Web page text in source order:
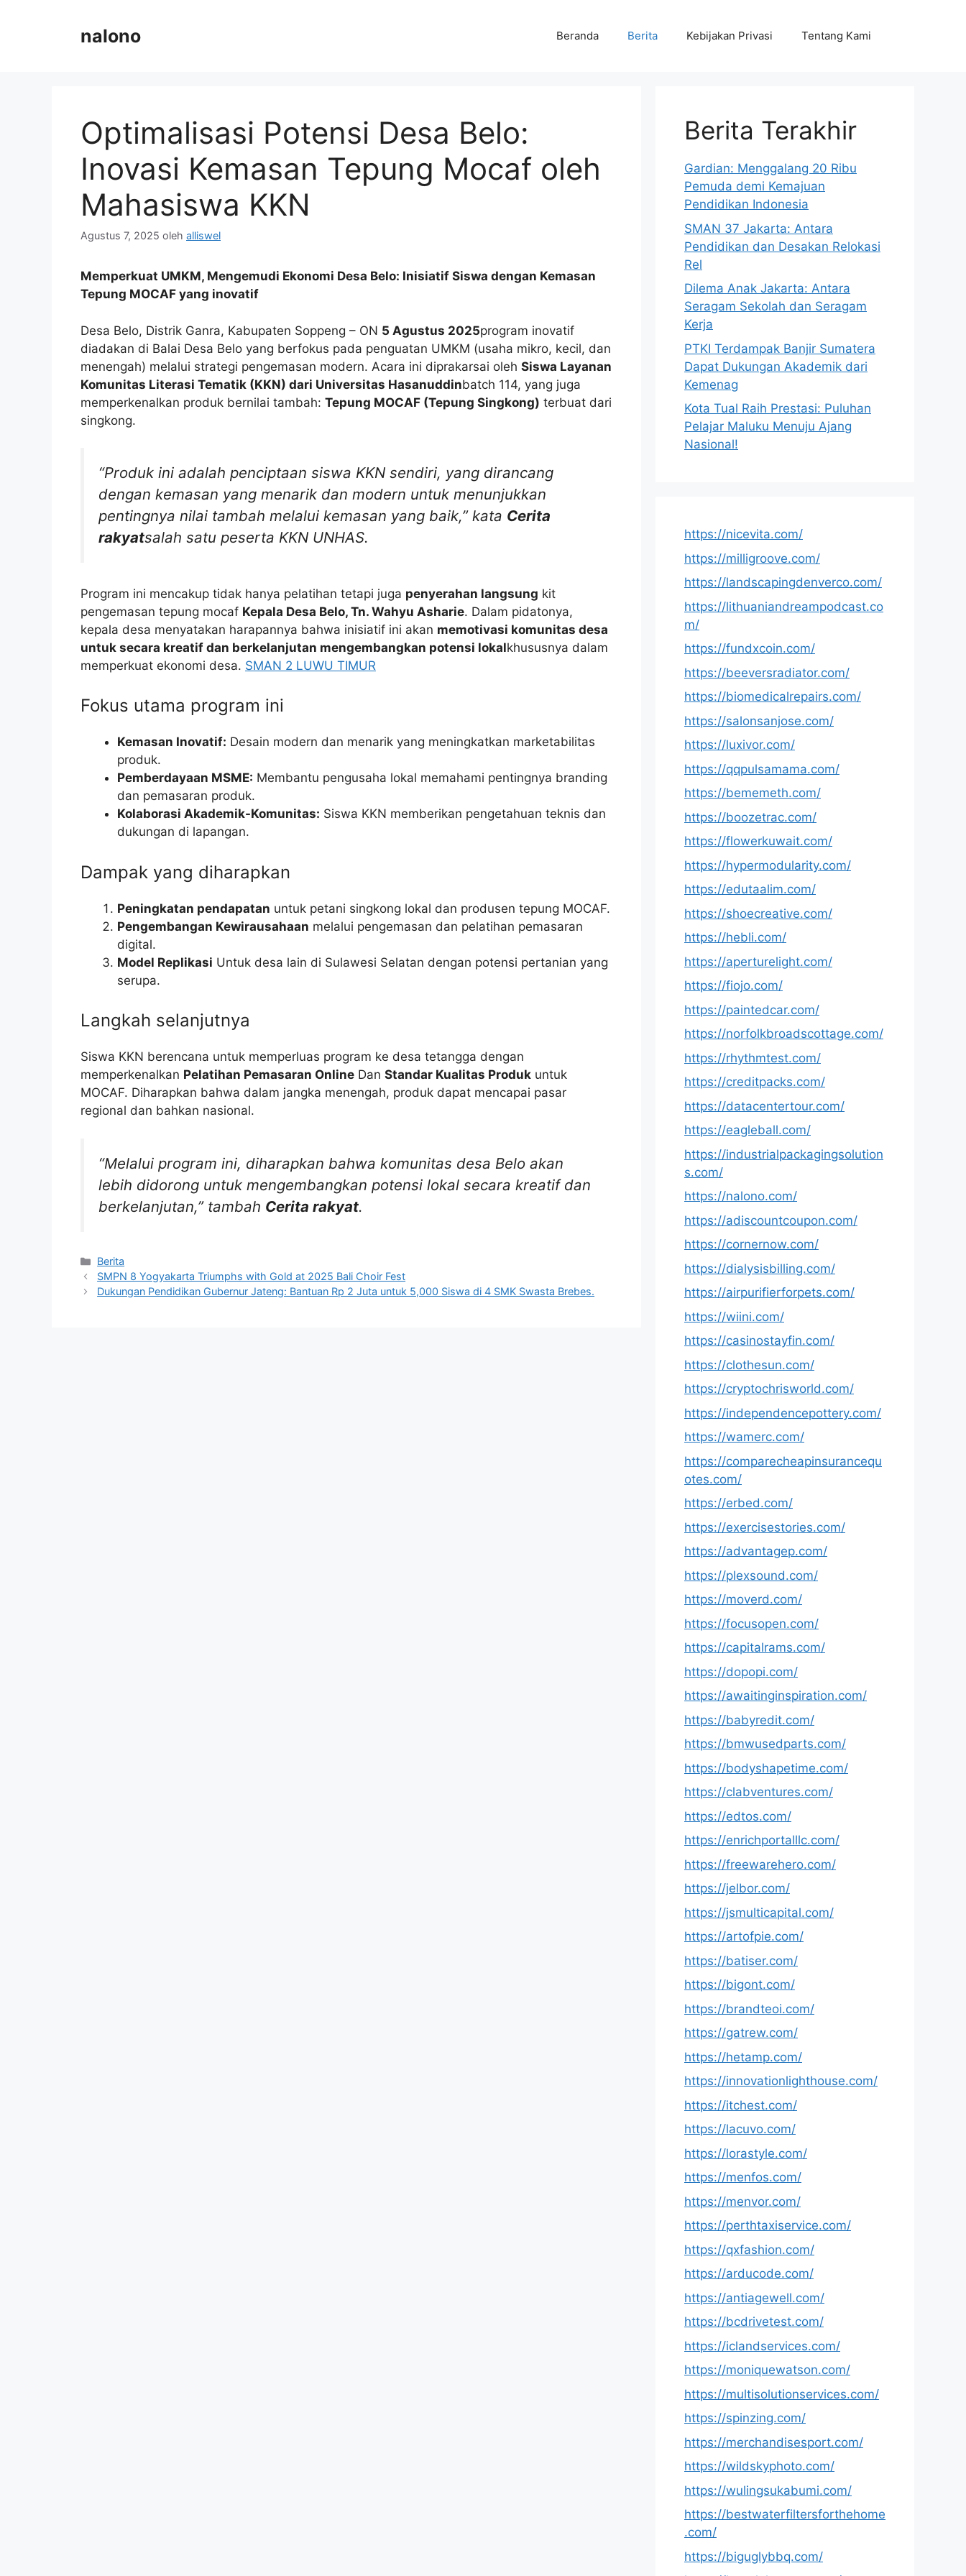
nalono Beranda Berita Kebijakan Privasi Tentang Kami
Optimalisasi Potensi Desa Belo:
Inovasi Kemasan Tepung Mocaf oleh
Mahasiswa KKN
Agustus 7, 2025 oleh alliswel
Memperkuat UMKM, Mengemudi Ekonomi Desa Belo: Inisiatif Siswa dengan Kemasan
Tepung MOCAF yang inovatif
Desa Belo, Distrik Ganra, Kabupaten Soppeng – ON 5 Agustus 2025program inovatif
diadakan di Balai Desa Belo yang berfokus pada penguatan UMKM (usaha mikro, kecil, dan
menengah) melalui strategi pengemasan modern. Acara ini diprakarsai oleh Siswa Layanan
Komunitas Literasi Tematik (KKN) dari Universitas Hasanuddinbatch 114, yang juga
memperkenalkan produk bernilai tambah: Tepung MOCAF (Tepung Singkong) terbuat dari
singkong.
“Produk ini adalah penciptaan siswa KKN sendiri, yang dirancang
dengan kemasan yang menarik dan modern untuk menunjukkan
pentingnya nilai tambah melalui kemasan yang baik,” kata Cerita
rakyatsalah satu peserta KKN UNHAS.
Program ini mencakup tidak hanya pelatihan tetapi juga penyerahan langsung kit
pengemasan tepung mocaf Kepala Desa Belo, Tn. Wahyu Asharie. Dalam pidatonya,
kepala desa menyatakan harapannya bahwa inisiatif ini akan memotivasi komunitas desa
untuk secara kreatif dan berkelanjutan mengembangkan potensi lokalkhususnya dalam
memperkuat ekonomi desa. SMAN 2 LUWU TIMUR
Fokus utama program ini
Kemasan Inovatif: Desain modern dan menarik yang meningkatkan marketabilitas
produk.
Pemberdayaan MSME: Membantu pengusaha lokal memahami pentingnya branding
dan pemasaran produk.
Kolaborasi Akademik-Komunitas: Siswa KKN memberikan pengetahuan teknis dan
dukungan di lapangan.
Dampak yang diharapkan
Peningkatan pendapatan untuk petani singkong lokal dan produsen tepung MOCAF.
Pengembangan Kewirausahaan melalui pengemasan dan pelatihan pemasaran
digital.
Model Replikasi Untuk desa lain di Sulawesi Selatan dengan potensi pertanian yang
serupa.
Langkah selanjutnya
Siswa KKN berencana untuk memperluas program ke desa tetangga dengan
memperkenalkan Pelatihan Pemasaran Online Dan Standar Kualitas Produk untuk
MOCAF. Diharapkan bahwa dalam jangka menengah, produk dapat mencapai pasar
regional dan bahkan nasional.
“Melalui program ini, diharapkan bahwa komunitas desa Belo akan
lebih didorong untuk mengembangkan potensi lokal secara kreatif dan
berkelanjutan,” tambah Cerita rakyat.
Kategori
Berita
SMPN 8 Yogyakarta Triumphs with Gold at 2025 Bali Choir Fest
Dukungan Pendidikan Gubernur Jateng: Bantuan Rp 2 Juta untuk 5,000 Siswa di 4 SMK Swasta Brebes.
Berita Terakhir
Gardian: Menggalang 20 Ribu
Pemuda demi Kemajuan
Pendidikan Indonesia
SMAN 37 Jakarta: Antara
Pendidikan dan Desakan Relokasi
Rel
Dilema Anak Jakarta: Antara
Seragam Sekolah dan Seragam
Kerja
PTKI Terdampak Banjir Sumatera
Dapat Dukungan Akademik dari
Kemenag
Kota Tual Raih Prestasi: Puluhan
Pelajar Maluku Menuju Ajang
Nasional!
https://nicevita.com/
https://milligroove.com/
https://landscapingdenverco.com/
https://lithuaniandreampodcast.co
m/
https://fundxcoin.com/
https://beeversradiator.com/
https://biomedicalrepairs.com/
https://salonsanjose.com/
https://luxivor.com/
https://qqpulsamama.com/
https://bememeth.com/
https://boozetrac.com/
https://flowerkuwait.com/
https://hypermodularity.com/
https://edutaalim.com/
https://shoecreative.com/
https://hebli.com/
https://aperturelight.com/
https://fiojo.com/
https://paintedcar.com/
https://norfolkbroadscottage.com/
https://rhythmtest.com/
https://creditpacks.com/
https://datacentertour.com/
https://eagleball.com/
https://industrialpackagingsolution
s.com/
https://nalono.com/
https://adiscountcoupon.com/
https://cornernow.com/
https://dialysisbilling.com/
https://airpurifierforpets.com/
https://wiini.com/
https://casinostayfin.com/
https://clothesun.com/
https://cryptochrisworld.com/
https://independencepottery.com/
https://wamerc.com/
https://comparecheapinsurancequ
otes.com/
https://erbed.com/
https://exercisestories.com/
https://advantagep.com/
https://plexsound.com/
https://moverd.com/
https://focusopen.com/
https://capitalrams.com/
https://dopopi.com/
https://awaitinginspiration.com/
https://babyredit.com/
https://bmwusedparts.com/
https://bodyshapetime.com/
https://clabventures.com/
https://edtos.com/
https://enrichportalllc.com/
https://freewarehero.com/
https://jelbor.com/
https://jsmulticapital.com/
https://artofpie.com/
https://batiser.com/
https://bigont.com/
https://brandteoi.com/
https://gatrew.com/
https://hetamp.com/
https://innovationlighthouse.com/
https://itchest.com/
https://lacuvo.com/
https://lorastyle.com/
https://menfos.com/
https://menvor.com/
https://perthtaxiservice.com/
https://qxfashion.com/
https://arducode.com/
https://antiagewell.com/
https://bcdrivetest.com/
https://iclandservices.com/
https://moniquewatson.com/
https://multisolutionservices.com/
https://spinzing.com/
https://merchandisesport.com/
https://wildskyphoto.com/
https://wulingsukabumi.com/
https://bestwaterfiltersforthehome
.com/
https://biguglybbq.com/